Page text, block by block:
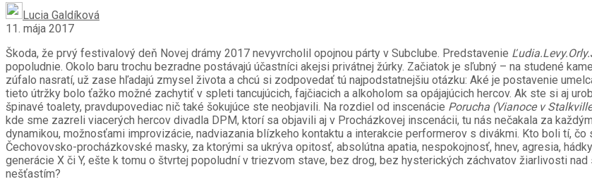
Lucia Galdíková
11. mája 2017
Škoda, že prvý festivalový deň Novej drámy 2017 nevyvrcholil opojnou párty v Subclube. Predstavenie
popoludnie. Okolo baru trochu bezradne postávajú účastníci akejsi privátnej žúrky. Začiatok je sľubný – na studené
zúfalo nasratí, už zase hľadajú zmysel života a chcú si zodpovedať tú najpodstatnejšiu otázku: Aké je postavenie
tieto útržky bolo ťažko možné zachytiť v spleti tancujúcich, fajčiacich a alkoholom sa opájajúcich hercov. Ak ste si aj
špinavé toalety, pravdupovediac nič také šokujúce ste neobjavili. Na rozdiel od inscenácie Porucha (Vianoce v
kde sme zazreli viacerých hercov divadla DPM, ktorí sa objavili aj v Procházkovej inscenácii, tu nás nečakala za
dynamikou, možnosťami improvizácie, nadviazania blízkeho kontaktu a interakcie performerov s divákmi. Kto boli tí, čo
Čechovovsko-procházkovské masky, za ktorými sa ukrýva opitosť, absolútna apatia, nespokojnosť, hnev, agresia,
generácie X či Y, ešte k tomu o štvrtej popoludní v triezvom stave, bez drog, bez hysterických záchvatov žiarlivosti
nešťastím?